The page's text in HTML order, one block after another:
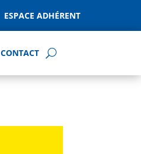
ESPACE ADHÉRENT
CONTACT